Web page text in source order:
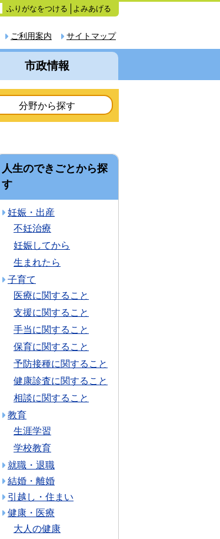
ふりがなをつける よみあげる
サイトマップ
ご利用案内
市政情報
分野から探す
人生のできごとから探
す
妊娠・出産
不妊治療
妊娠してから
生まれたら
子育て
医療に関すること
支援に関すること
手当に関すること
保育に関すること
予防接種に関すること
健康診査に関すること
相談に関すること
教育
生涯学習
学校教育
就職・退職
結婚・離婚
引越し・住まい
健康・医療
大人の健康